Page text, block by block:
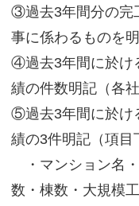
③過去3年間分の完
事に係わるものを
④過去3年間に於け
績の件数明記（各社
⑤過去3年間に於け
績の3件明記（項目
・マンション名
数・棟数・大規模